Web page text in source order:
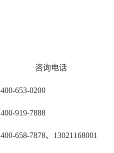
咨询电话
400-653-0200
400-919-7888
400-658-7878、13021168001